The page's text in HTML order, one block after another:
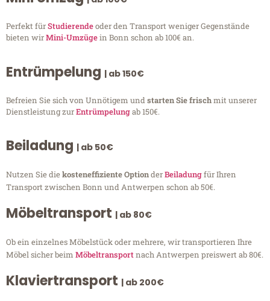
Perfekt fürStudierendeoder den Transport weniger Gegenstände
bieten wirMini-Umzügein Bonn schon ab 100€ an.
Entrümpelung | ab 150€
Befreien Sie sich von Unnötigem undstarten Sie frischmit unserer
Dienstleistung zurEntrümpelungab 150€.
Beiladung | ab 50€
Nutzen Sie diekosteneffiziente OptionderBeiladungfür Ihren
Transport zwischen Bonn und Antwerpen schon ab 50€.
Möbeltransport | ab 80€
Ob ein einzelnes Möbelstück oder mehrere, wir transportieren Ihre
Möbel sicher beim Möbeltransportnach Antwerpen preiswert ab 80€.
Klaviertransport | ab 200€